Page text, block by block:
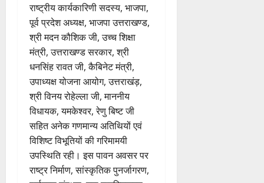
राष्ट्रीय कार्यकारिणी सदस्य, भाजपा,
पूर्व प्रदेश अध्यक्ष, भाजपा उत्तराखण्ड,
श्री मदन कौशिक जी, उच्च शिक्षा
मंत्री, उत्तराखण्ड सरकार, श्री
धनसिंह रावत जी, कैबिनेट मंत्री,
उपाध्यक्ष योजना आयोग, उत्तराखंड़,
श्री विनय रोहेल्ला जी, माननीय
विधायक, यमकेश्वर, रेणु बिष्ट जी
सहित अनेक गणमान्य अतिथियों एवं
विशिष्ट विभूतियों की गरिमामयी
उपस्थिति रही। इस पावन अवसर पर
राष्ट्र निर्माण, सांस्कृतिक पुनर्जागरण,